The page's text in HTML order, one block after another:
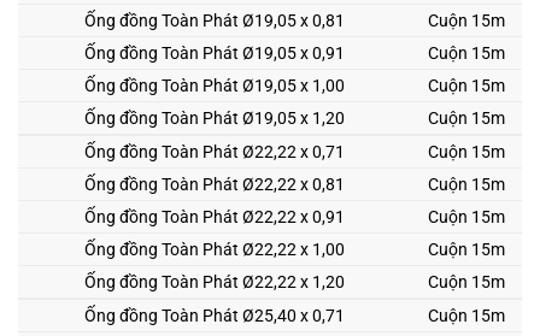
Ống đồng Toàn Phát Ø19,05 x 0,81
Cuộn 15m
Ống đồng Toàn Phát Ø19,05 x 0,91
Cuộn 15m
Ống đồng Toàn Phát Ø19,05 x 1,00
Cuộn 15m
Ống đồng Toàn Phát Ø19,05 x 1,20
Cuộn 15m
Ống đồng Toàn Phát Ø22,22 x 0,71
Cuộn 15m
Ống đồng Toàn Phát Ø22,22 x 0,81
Cuộn 15m
Ống đồng Toàn Phát Ø22,22 x 0,91
Cuộn 15m
Ống đồng Toàn Phát Ø22,22 x 1,00
Cuộn 15m
Ống đồng Toàn Phát Ø22,22 x 1,20
Cuộn 15m
Ống đồng Toàn Phát Ø25,40 x 0,71
Cuộn 15m